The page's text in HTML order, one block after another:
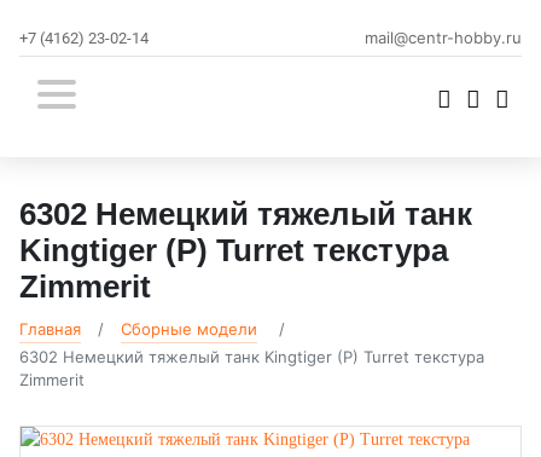
mail@centr-hobby.ru
+7 (4162) 23-02-14
6302 Немецкий тяжелый танк
Kingtiger (P) Turret текстура
Zimmerit
Главная
Сборные модели
6302 Немецкий тяжелый танк Kingtiger (P) Turret текстура
Zimmerit